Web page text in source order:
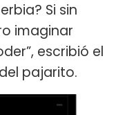
Si sin
imaginar
escribió el
pajarito.